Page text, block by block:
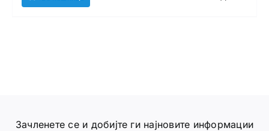
Зачленете се и добијте ги најновите информации